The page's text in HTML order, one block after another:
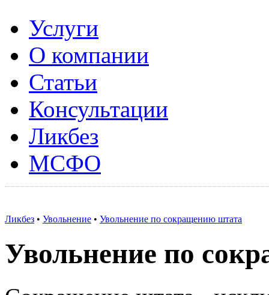
Услуги
О компании
Статьи
Консультации
Ликбез
МСФО
Ликбез • Увольнение • Увольнение по сокращению штата
Увольнение по